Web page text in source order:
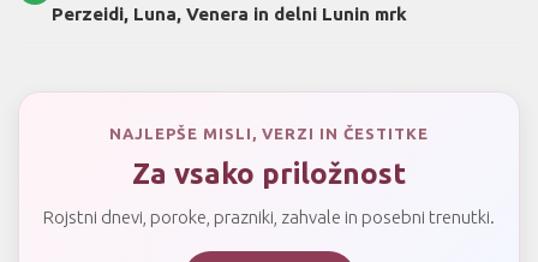
Perzeidi, Luna, Venera in delni Lunin mrk
NAJLEPŠE MISLI, VERZI IN ČESTITKE
Za vsako priložnost
Rojstni dnevi, poroke, prazniki, zahvale in posebni trenutki.